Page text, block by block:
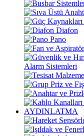
Diafon
Pano
Alarm Sistemleri
AYDINLATMA